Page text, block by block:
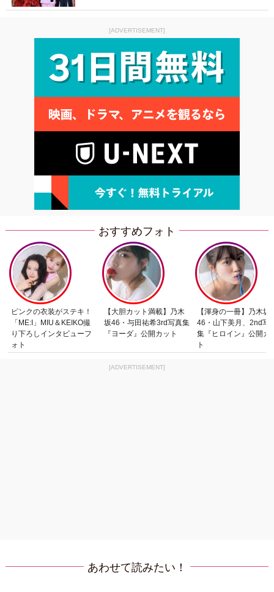
[ADVERTISEMENT]
おすすめフォト
ピンクの衣装がステキ！
「ME:I」MIU＆KEIKO撮
り下ろしインタビューフ
ォト
【大胆カット満載】乃木
坂46・与田祐希3rd写真集
『ヨーダ』公開カット
【渾身の一冊】乃木坂
46・山下美月、2nd写
集『ヒロイン』公開カ
ト
[ADVERTISEMENT]
あわせて読みたい！